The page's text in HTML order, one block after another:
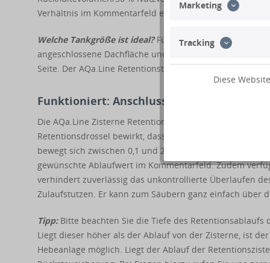
Verhältnis im Kommentarfeld ein.
Welche Tankgröße ist ideal?Für die Berechnung Ihrer
angeschlossene Dachfläche und eventuelle
Seite. Der AQa.Line Retentionstank Kunststoff ist zum
Funktioniert: Anschlussfertig
Die AQa.Line Zisterne Retention Kunststoff 2000 l ist
Retentionsdrossel bewirkt, dass ein definiertes
bewegt sich zwischen 0,1 und 2,5 Liter/Sekunde. Er
gewünschte Ablaufwert im Kommentarfeld. Zudem
verhindert zuverlässig das unkontrollierte Überlaufen
Zulaufstutzen. Er kann zum Säubern ganz einfach über
Tipp:Bitte beachten Sie die Tiefe des Retentionsablaufs
Liegt dieser höher als der Ablauf von der Zisterne, ist
Hebeanlage möglich. Liegt der Ablauf der
Marketing
Tracking
Diese